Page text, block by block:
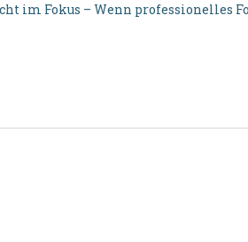
im Fokus – Wenn professionelles